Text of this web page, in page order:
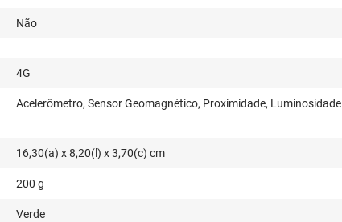
Não
4G
Acelerômetro, Sensor Geomagnético, Proximidade, Luminosidade
16,30(a) x 8,20(l) x 3,70(c) cm
200 g
Verde